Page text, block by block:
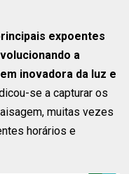
expoentes
a
inovadora da luz e
se a capturar os
muitas vezes
horários e